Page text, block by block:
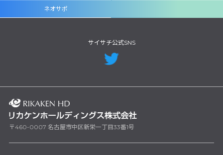
ネオサポ
サイサチ公式SNS
〒460-0007 名古屋市中区新栄一丁目33番1号